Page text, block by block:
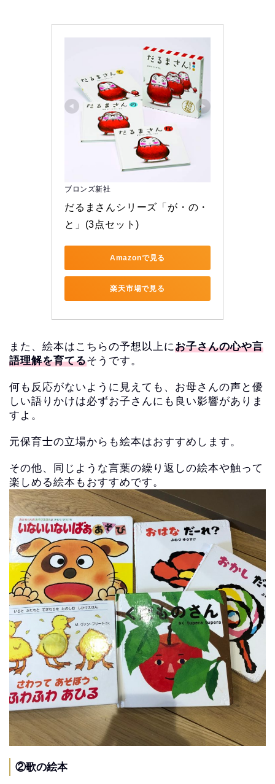
ブロンズ新社
だるまさんシリーズ「が・の・
と」(3点セット)
Amazonで見る
楽天市場で見る
また、絵本はこちらの予想以上にお子さんの心や言
語理解を育てるそうです。
何も反応がないように見えても、お母さんの声と優
しい語りかけは必ずお子さんにも良い影響があり ま
すよ。
元保育士の立場からも絵本はおすすめします。
その他、同じような言葉の繰り返しの絵本や触って
楽しめる絵本もおすすめです。
②歌の絵本